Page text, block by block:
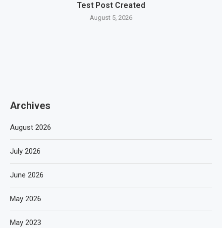
Test Post Created
August 5, 2026
Archives
August 2026
July 2026
June 2026
May 2026
May 2023